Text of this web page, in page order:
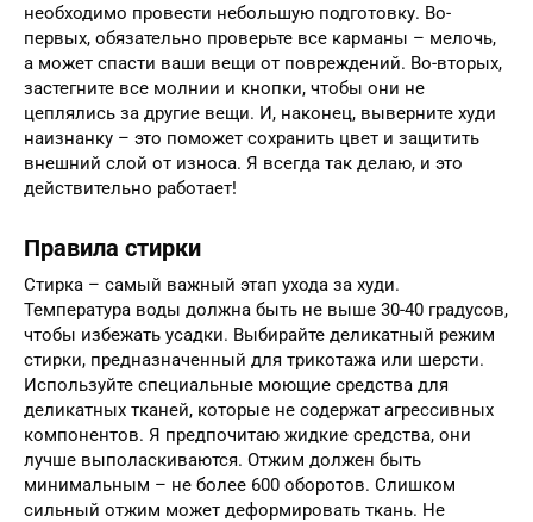
необходимо провести небольшую подготовку. Во-
первых, обязательно проверьте все карманы – мелочь,
а может спасти ваши вещи от повреждений. Во-вторых,
застегните все молнии и кнопки, чтобы они не
цеплялись за другие вещи. И, наконец, выверните худи
наизнанку – это поможет сохранить цвет и защитить
внешний слой от износа. Я всегда так делаю, и это
действительно работает!
Правила стирки
Стирка – самый важный этап ухода за худи.
Температура воды должна быть не выше 30-40 градусов,
чтобы избежать усадки. Выбирайте деликатный режим
стирки, предназначенный для трикотажа или шерсти.
Используйте специальные моющие средства для
деликатных тканей, которые не содержат агрессивных
компонентов. Я предпочитаю жидкие средства, они
лучше выполаскиваются. Отжим должен быть
минимальным – не более 600 оборотов. Слишком
сильный отжим может деформировать ткань. Не